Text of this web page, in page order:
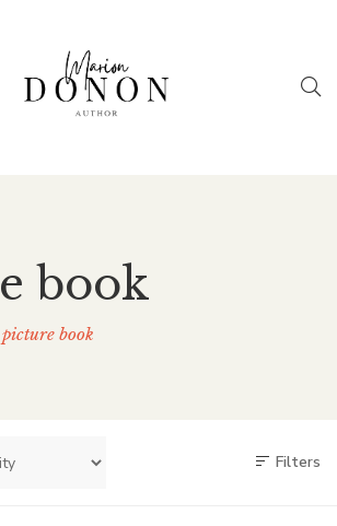
book
picture book
Filters